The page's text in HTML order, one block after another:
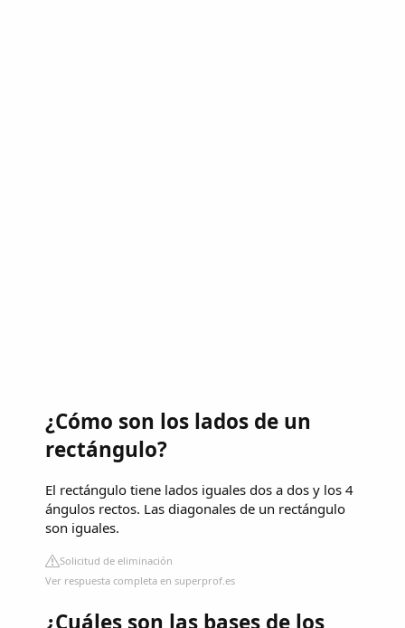
¿Cómo son los lados de un
rectángulo?
El rectángulo tiene lados iguales dos a dos y los 4
ángulos rectos. Las diagonales de un rectángulo
son iguales.
Solicitud de eliminación
Ver respuesta completa en superprof.es
¿Cuáles son las bases de los